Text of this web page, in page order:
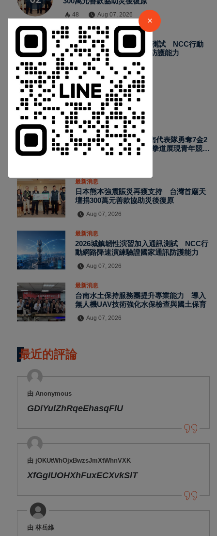
48 Aug 07, 2026
最新消息
2026城鎮韌性演習加入通訊測試 NCC行動
網路降速演練驗證國家通訊防護能力
55 Aug 07, 2026
熱門新聞
最新消息
2026國際少年運動會台南代表隊勇奪7金2
銀4銅 游泳射箭籃球跆拳道展現青年競技
實力
最新消息
日本熊本強震賑災再獲支持 台灣首廟天
壇捐300萬元善款協助災後復原
Aug 07, 2026
最新消息
2026城鎮韌性演習加入通訊測試 NCC行
動網路降速演練驗證國家通訊防護能力
Aug 07, 2026
最新消息
台南水土保持服務團提升專業能力 導入
無人機UAV技術強化水保檢查與國土保育
Aug 07, 2026
最近的評論
由 Anonymous
GDiYulZhRqeEhasqFlU
由 jOKUtWhOjxBwzsJmXtWhnVXK
XfGgIUOHXhFuxECXvkSlT
由 林岳維
×